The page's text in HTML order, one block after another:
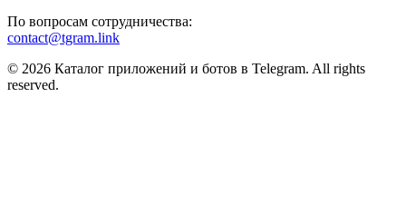
По вопросам сотрудничества:
contact@tgram.link
© 2026 Каталог приложений и ботов в Telegram. All rights
reserved.